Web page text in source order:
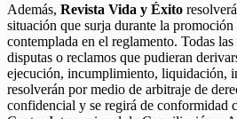
Además, Revista Vida y Éxito
situación que surja durante la promoción
contemplada en el reglamento. Todas
disputas o reclamos que pudieran
ejecución, incumplimiento, liquidación,
resolverán por medio de arbitraje de
confidencial y se regirá de conformidad